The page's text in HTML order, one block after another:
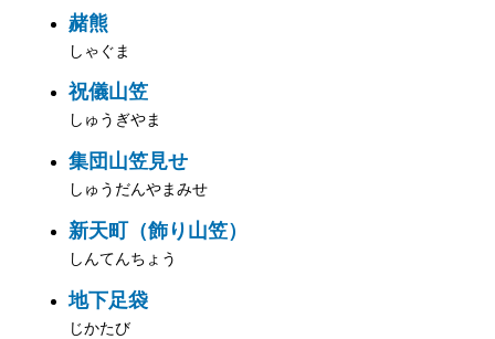
赭熊
しゃぐま
祝儀山笠
しゅうぎやま
集団山笠見せ
しゅうだんやまみせ
新天町（飾り山笠）
しんてんちょう
地下足袋
じかたび